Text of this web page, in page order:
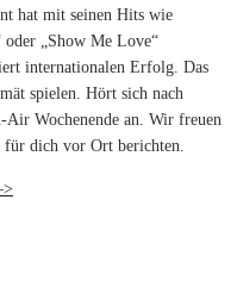
hat mit seinen Hits wie
oder „Show Me Love“
internationalen Erfolg. Das
spielen. Hört sich nach
Air Wochenende an. Wir freuen
für dich vor Ort berichten.